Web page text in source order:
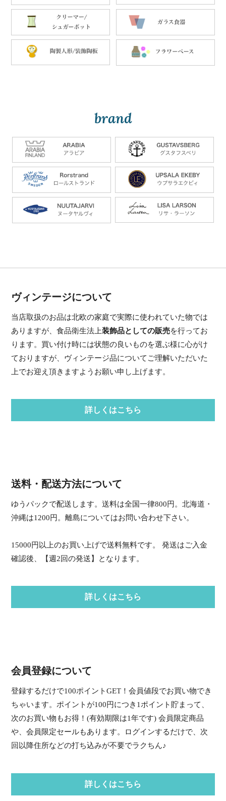
brand
ヴィンテージについて
当店取扱のお品は北欧の家庭で実際に使われていた物では
ありますが、食品衛生法上装飾品としての販売を行ってお
ります。買い付け時には状態の良いものを選ぶ様に心がけ
ておりますが、ヴィンテージ品についてご理解いただいた
上でお迎え頂きますようお願い申し上げます。
詳しくはこちら
送料・配送方法について
ゆうパックで配送します。送料は全国一律800円。北海道・
沖縄は1200円。離島についてはお問い合わせ下さい。
15000円以上のお買い上げで送料無料です。 発送はご入金
確認後、【週2回の発送】となります。
詳しくはこちら
会員登録について
登録するだけで100ポイントGET！会員値段でお買い物でき
ちゃいます。ポイントが100円につき1ポイント貯まって、
次のお買い物もお得！(有効期限は1年です) 会員限定商品
や、会員限定セールもあります。ログインするだけで、次
回以降住所などの打ち込みが不要でラクちん♪
詳しくはこちら